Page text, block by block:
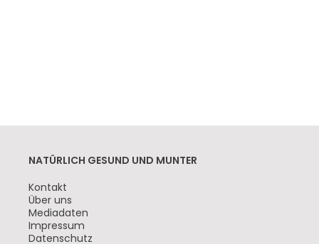
NATÜRLICH GESUND UND MUNTER
Navigation
überspringen
Kontakt
Über uns
Mediadaten
Impressum
Datenschutz